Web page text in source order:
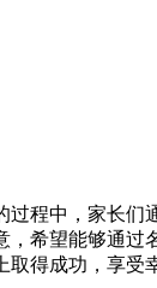
程中，家长
希望能够通
得成功，享受